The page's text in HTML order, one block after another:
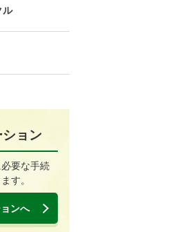
ル
ョン
要な手続
す。
ンへ